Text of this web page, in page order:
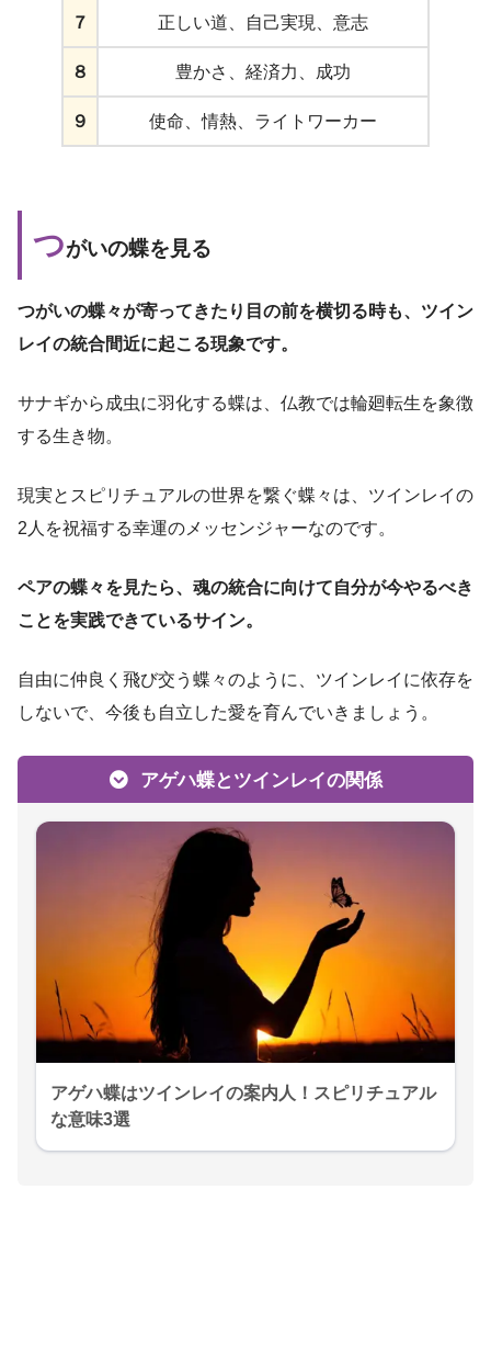
７ 正しい道、自己実現、意志
８ 豊かさ、経済力、成功
９ 使命、情熱、ライトワーカー
つがいの蝶を見る
つがいの蝶々が寄ってきたり目の前を横切る時も、ツイン
レイの統合間近に起こる現象です。
サナギから成虫に羽化する蝶は、仏教では輪廻転生を象徴
する生き物。
現実とスピリチュアルの世界を繋ぐ蝶々は、ツインレイの
2人を祝福する幸運のメッセンジャーなのです。
ペアの蝶々を見たら、魂の統合に向けて自分が今やるべき
ことを実践できているサイン。
自由に仲良く飛び交う蝶々のように、ツインレイに依存を
しないで、今後も自立した愛を育んでいきましょう。
アゲハ蝶とツインレイの関係
アゲハ蝶はツインレイの案内人！スピリチュアル
な意味3選